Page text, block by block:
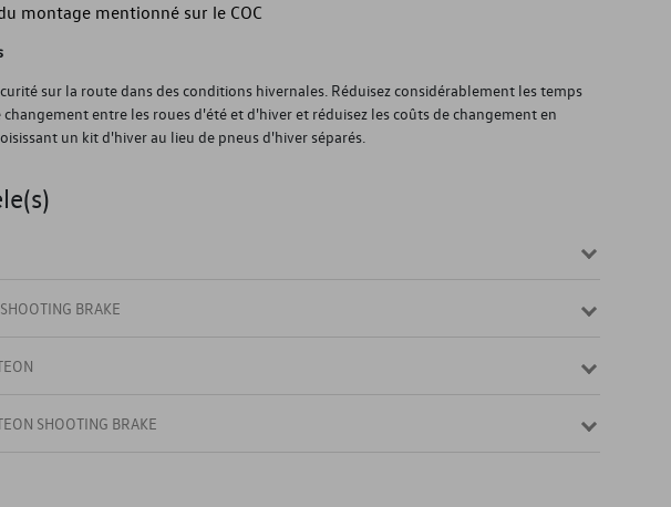
montage mentionné sur le COC
sur la route dans des conditions hivernales. Réduisez considérablement les temps
changement entre les roues d'été et d'hiver et réduisez les coûts de changement en
un kit d'hiver au lieu de pneus d'hiver séparés.
BRAKE
SHOOTING BRAKE